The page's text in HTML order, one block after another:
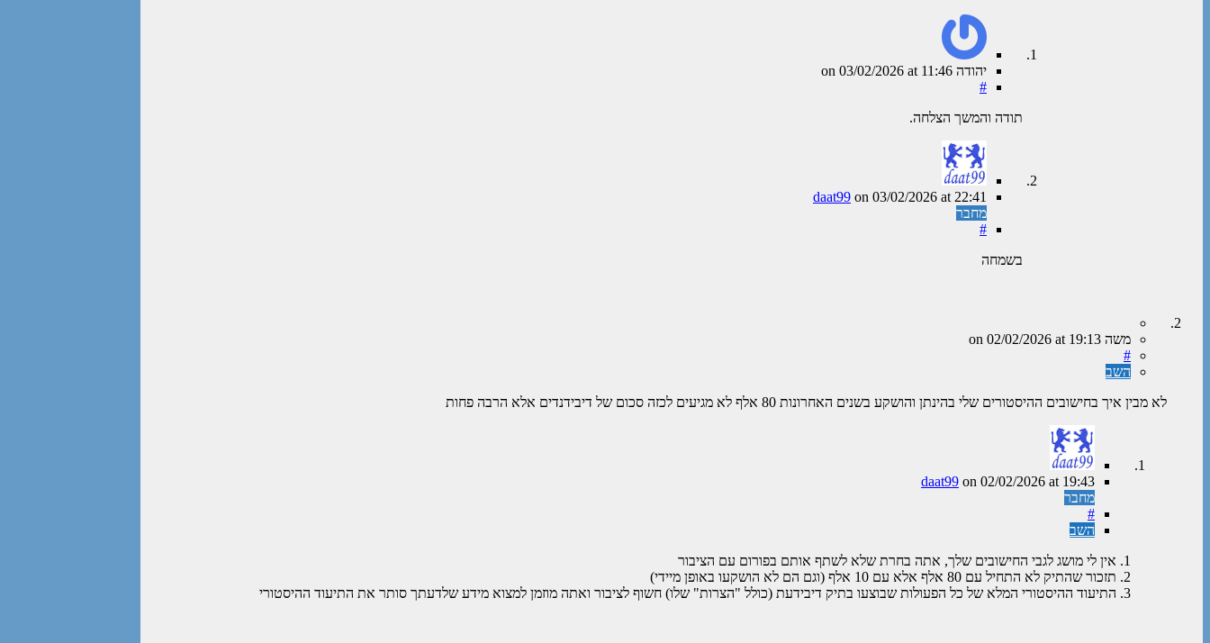
יהודה 03/02/2026 at 11:46
#
תודה והמשך הצלחה.
daat99 on 03/02/2026 at 22:41
מחבר
#
בשמחה
משה 02/02/2026 at 19:13
#
השב
לא מבין איך בחישובים ההיסטורים שלי בהינתן והושקע בשנים האחרונות 80 אלף לא מגיעים לכזה סכום של דיבידנדים אלא הרבה פחות
daat99 on 02/02/2026 at 19:43
מחבר
#
השב
1. אין לי מושג לגבי החישובים שלך, אתה בחרת שלא לשתף אותם בפורום עם הציבור
2. תזכור שהתיק לא התחיל עם 80 אלף אלא עם 10 אלף (וגם הם לא הושקעו באופן מיידי)
3. התיעוד ההיסטורי המלא של כל הפעולות שבוצעו בתיק דיבידעת (כולל "הצרות" שלו) חשוף לציבור ואתה מוזמן למצוא מידע שלדעתך סותר את התיעוד ההיסטורי